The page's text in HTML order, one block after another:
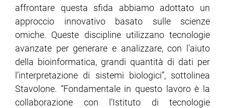
affrontare questa sfida abbiamo adottato un
approccio innovativo basato sulle scienze
omiche. Queste discipline utilizzano tecnologie
avanzate per generare e analizzare, con l'aiuto
della bioinformatica, grandi quantità di dati per
l’interpretazione di sistemi biologici”, sottolinea
Stavolone. “Fondamentale in questo lavoro è la
collaborazione con l’Istituto di tecnologie